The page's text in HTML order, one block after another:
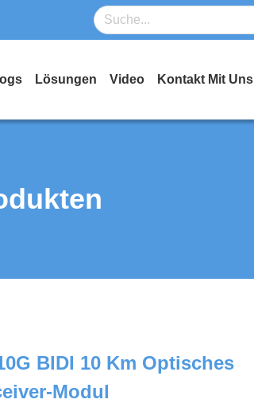
Lösungen Video Kontakt Mit Uns
BIDI 10 Km Optisches
Modul